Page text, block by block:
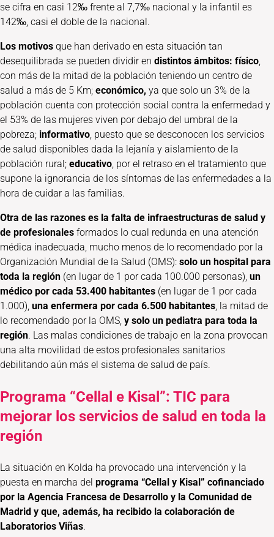
se cifra en casi 12‰ frente al 7,7‰ nacional y la infantil es
142‰, casi el doble de la nacional.
Los motivos que han derivado en esta situación tan
desequilibrada se pueden dividir en distintos ámbitos: físico
con más de la mitad de la población teniendo un centro de
salud a más de 5 Km; económico, ya que solo un 3% de la
población cuenta con protección social contra la enfermedad y
el 53% de las mujeres viven por debajo del umbral de la
pobreza; informativo , puesto que se desconocen los servicios
de salud disponibles dada la lejanía y aislamiento de la
población rural; educativo , por el retraso en el tratamiento que
supone la ignorancia de los síntomas de las enfermedades a la
hora de cuidar a las familias.
Otra de las razones es la falta de infraestructuras de salud y
de profesionales formados lo cual redunda en una atención
médica inadecuada, mucho menos de lo recomendado por la
Organización Mundial de la Salud (OMS): solo un hospital para
toda la región (en lugar de 1 por cada 100.000 personas), un
médico por cada 53.400 habitantes (en lugar de 1 por cada
1.000), una enfermera por cada 6.500 habitantes , la mitad de
lo recomendado por la OMS, y solo un pediatra para toda la
región. Las malas condiciones de trabajo en la zona provocan
una alta movilidad de estos profesionales sanitarios
debilitando aún más el sistema de salud de país.
Programa “Cellal e Kisal”: TIC para
mejorar los servicios de salud en toda la
región
La situación en Kolda ha provocado una intervención y la
puesta en marcha del programa “Cellal y Kisal” cofinanciado
por la Agencia Francesa de Desarrollo y la Comunidad de
Madrid y que, además, ha recibido la colaboración de
Laboratorios Viñas.